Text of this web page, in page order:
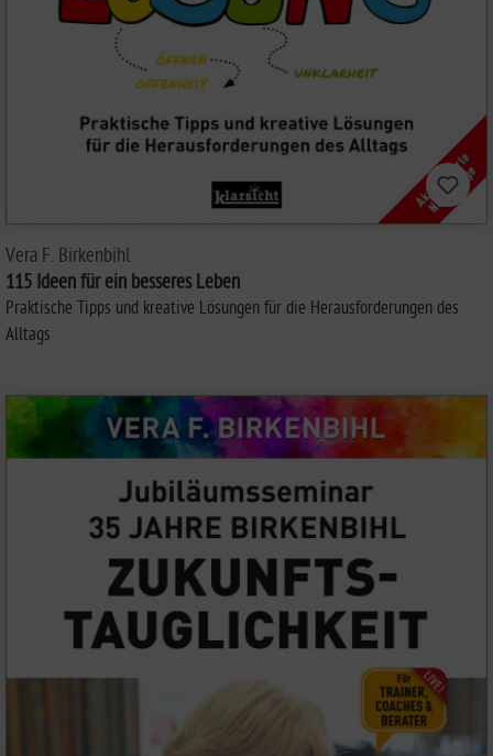
Vera F. Birkenbihl
115 Ideen für ein besseres Leben
Praktische Tipps und kreative Lösungen für die Herausforderungen des
Alltags